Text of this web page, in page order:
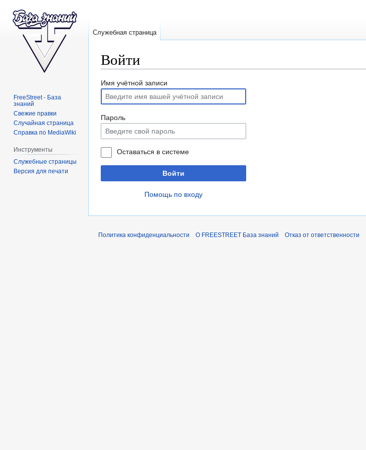
Войти
Перейти
навигации
Перейти
поиску
Имя учётной записи
Пароль
Оставаться в системе
Войти
Помощь по входу
Служебная страница
FreeStreet - База
знаний
Свежие правки
Случайная страница
Справка по MediaWiki
Инструменты
Служебные страницы
Версия для печати
Политика конфиденциальности О FREESTREET База знаний Отказ от ответственности